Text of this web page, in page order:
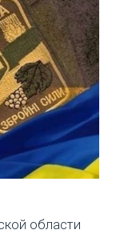
области